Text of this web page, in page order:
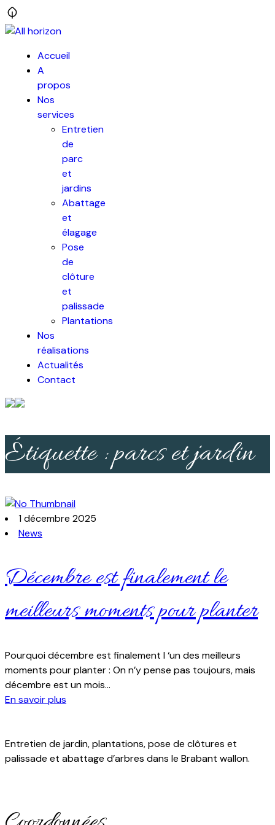
Accueil
A
propos
Nos
services
Entretien
de
parc
et
jardins
Abattage
et
élagage
Pose
de
clôture
et
palissade
Plantations
Nos
réalisations
Actualités
Contact
Étiquette :parcs et jardin
1 décembre 2025
News
Décembre est finalement le
meilleurs moments pour planter
Pourquoi décembre est finalement l ‘un des meilleurs
moments pour planter : On n’y pense pas toujours, mais
décembre est un mois...
En savoir plus
Entretien de jardin, plantations, pose de clôtures et
palissade et abattage d’arbres dans le Brabant wallon.